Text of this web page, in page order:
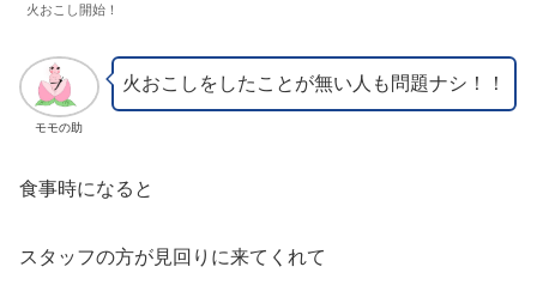
火おこし開始！
モモの助
火おこしをしたことが無い人も問題ナシ！！
食事時になると
スタッフの方が見回りに来てくれて